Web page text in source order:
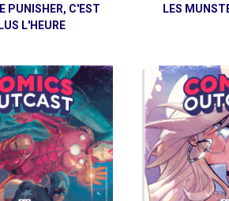
PUNISHER, C'EST
L'HEURE
LES